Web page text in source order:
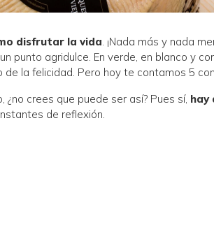
disfrutar la vida. ¡Nada más y nada
agridulce. En verde, en blanco y
la felicidad. Pero hoy te contamos 5
crees que puede ser así? Pues sí, hay
de reflexión.